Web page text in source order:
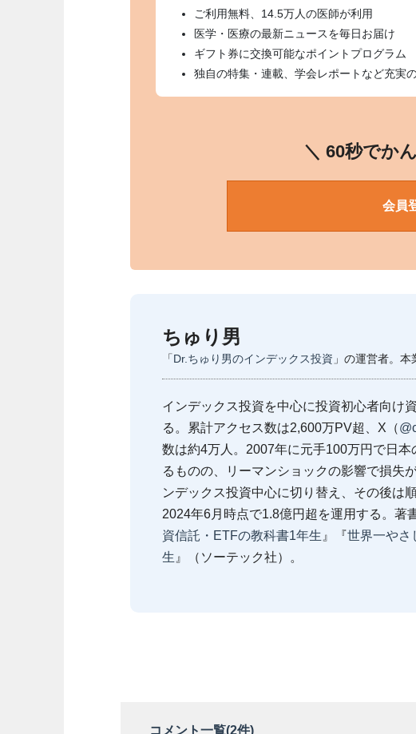
ご利用無料、14.5万人の医師が利用
医学・医療の最新ニュースを毎日お届け
ギフト券に交換可能なポイントプログラム
独自の特集・連載、学会レポートなど充実
＼ 60秒でか
会員
ちゅり男
「Dr.ちゅり男のインデックス投資 」の運営者。本
インデックス投資を中心に投資初心者向け
る。累計アクセス数は2,600万PV超、X（
数は約4万人。2007年に元手100万円で日本
るものの、リーマンショックの影響で損失
ンデックス投資中心に切り替え、その後は
2024年6月時点で1.8億円超を運用する。著
資信託・ETFの教科書1年生 』『世界一やさ
生 』（ソーテック社）。
コメント一覧(2件)